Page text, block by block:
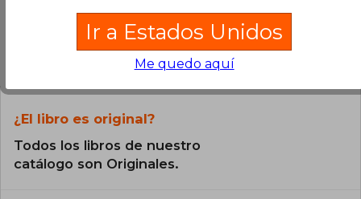
Preguntas frecuentes sobre el libro
¿El libro es original?
Todos los libros de nuestro
catálogo son Originales.
Ir a Estados Unidos
Me quedo aquí